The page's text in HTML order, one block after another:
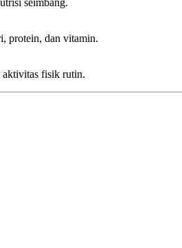
protein, dan vitamin.
aktivitas fisik rutin.